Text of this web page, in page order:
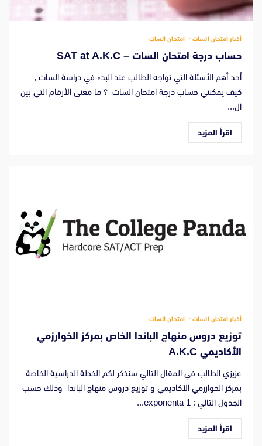
أخبار امتحان السات امتحان السات
حساب درجة امتحان السات – SAT at A.K.C
أحد أهم الأسئلة التي تواجه الطالب عند البدء في دراسة السات ,
كيف يمكنني حساب درجة امتحان السات ؟ ما معنى الأرقام التي بين
ال...
اقرأ المزيد
أخبار امتحان السات امتحان السات
توزيع دروس منهاج الباندا الخاص بمركز الخوارزمي
الأكاديمي A.K.C
عزيزي الطالب في المقال التالي سنذكر لكم الخطة الدراسية الخاصة
بمركز الخوازرمي الأكاديمي و توزيع دروس منهاج الباندا وذلك حسب
الجدول التالي : 1 exponenta...
اقرأ المزيد